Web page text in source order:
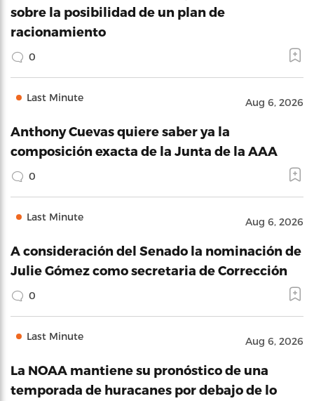
sobre la posibilidad de un plan de
racionamiento
0
Last Minute Aug 6, 2026
Anthony Cuevas quiere saber ya la
composición exacta de la Junta de la AAA
0
Last Minute Aug 6, 2026
A consideración del Senado la nominación de
Julie Gómez como secretaria de Corrección
0
Last Minute Aug 6, 2026
La NOAA mantiene su pronóstico de una
temporada de huracanes por debajo de lo